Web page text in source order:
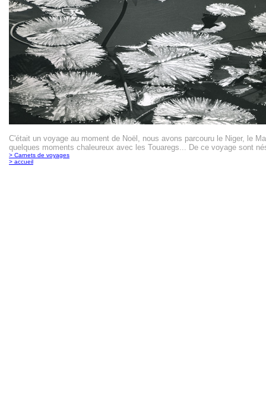
C'était un voyage au moment de Noël, nous avons parcouru le Niger, le
quelques moments chaleureux avec les Touaregs... De ce voyage sont
> Carnets de voyages
> accueil